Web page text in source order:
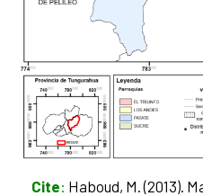
Cite: Haboud, M. (2013).